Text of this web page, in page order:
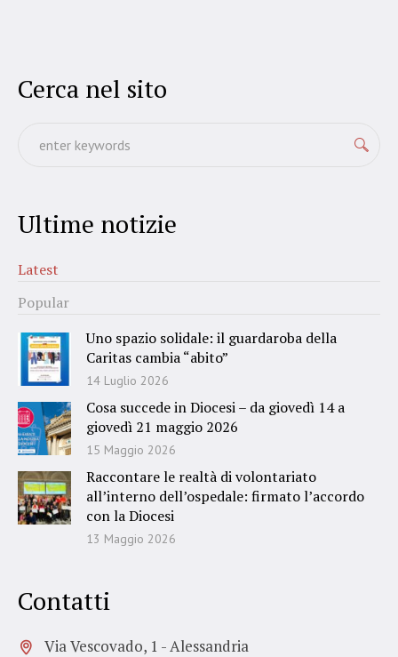
Cerca nel sito
Ultime notizie
Latest
Popular
Uno spazio solidale: il guardaroba della
Caritas cambia “abito”
14 Luglio 2026
Cosa succede in Diocesi – da giovedì 14 a
giovedì 21 maggio 2026
15 Maggio 2026
Raccontare le realtà di volontariato
all’interno dell’ospedale: firmato l’accordo
con la Diocesi
13 Maggio 2026
Contatti
Via Vescovado, 1 - Alessandria